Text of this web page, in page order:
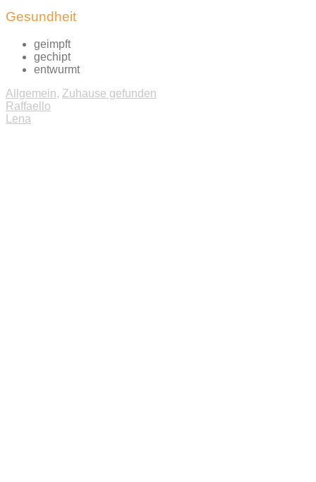
Gesundheit
geimpft
gechipt
entwurmt
Allgemein, Zuhause gefunden
Beitragsnavigation
Raffaello
Lena